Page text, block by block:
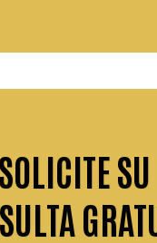
SOLICITESU